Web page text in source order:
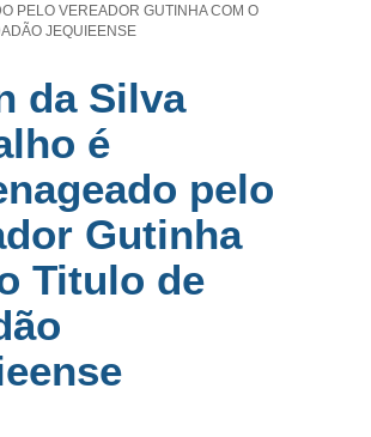
PELO VEREADOR GUTINHA COM O
JEQUIEENSE
da Silva
é
pelo
Gutinha
Titulo de